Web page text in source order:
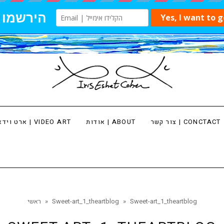
ארט וידאו | VIDEO ART אודות | ABOUT צור קשר | CONCTACT
ראשי » Sweet-art_1_theartblog » Sweet-art_1_theartblog